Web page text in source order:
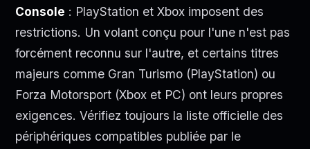
Console : PlayStation et Xbox imposent des
restrictions. Un volant conçu pour l'une n'est pas
forcément reconnu sur l'autre, et certains titres
majeurs comme Gran Turismo (PlayStation) ou
Forza Motorsport (Xbox et PC) ont leurs propres
exigences. Vérifiez toujours la liste officielle des
périphériques compatibles publiée par le